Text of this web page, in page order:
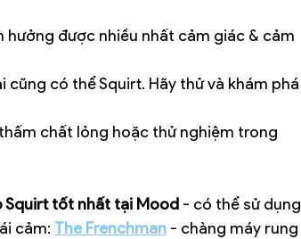
được nhiều nhất cảm giác & cảm
có thể Squirt. Hãy thử và khám phá
chất lỏng hoặc thử nghiệm trong
Squirt tốt nhất tại Mood - có thể sử dụng
cảm: The Frenchman - chàng máy rung